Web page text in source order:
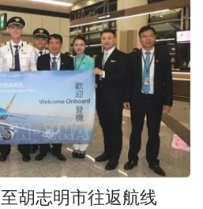
胡志明市往返航线